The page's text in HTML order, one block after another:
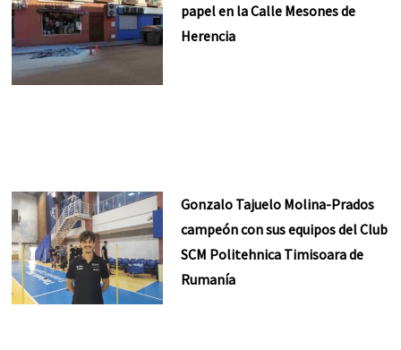
papel en la Calle Mesones de
Herencia
Gonzalo Tajuelo Molina-Prados
campeón con sus equipos del Club
SCM Politehnica Timisoara de
Rumanía